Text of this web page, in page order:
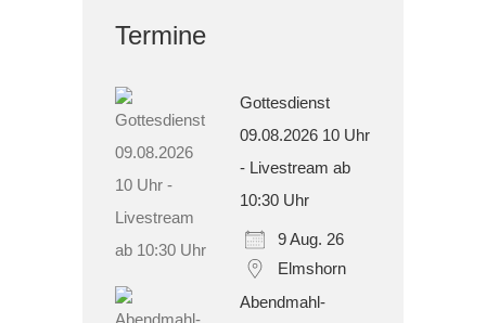
Termine
Gottesdienst
09.08.2026 10 Uhr
- Livestream ab
10:30 Uhr
9 Aug. 26
Elmshorn
Abendmahl-